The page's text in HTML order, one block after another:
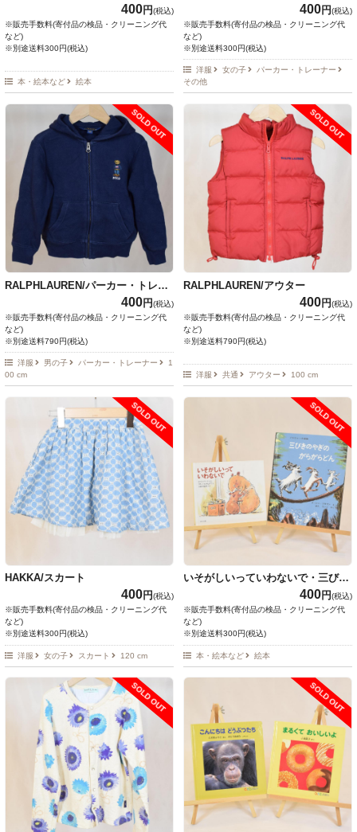
なちゃんのパパかっこいい！
400円(税込)
※販売手数料(寄付品の検品・クリーニング代
など)
※別途送料300円(税込)
本・絵本など 絵本
400円(税込)
※販売手数料(寄付品の検品・クリーニング代
など)
※別途送料300円(税込)
洋服 女の子
パーカー・トレーナー
その他
SOLD OUT
RALPHLAUREN/パーカー・トレー
400円(税込)
※販売手数料(寄付品の検品・クリーニング代
など)
※別途送料790円(税込)
洋服 男の子 パーカー・トレーナー
1
00 cm
SOLD OUT
RALPHLAUREN/アウター
400円(税込)
※販売手数料(寄付品の検品・クリーニング代
など)
※別途送料790円(税込)
洋服 共通 アウター 100 cm
SOLD OUT
HAKKA/スカート
400円(税込)
※販売手数料(寄付品の検品・クリーニング代
など)
※別途送料300円(税込)
洋服 女の子 スカート 120 cm
SOLD OUT
いそがしいっていわないで・三びき
400円(税込)
※販売手数料(寄付品の検品・クリーニング代
など)
※別途送料300円(税込)
本・絵本など 絵本
SOLD OUT SOLD OUT